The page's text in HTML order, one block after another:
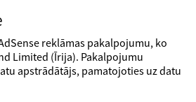
reklāmas pakalpojumu, ko
Limited (Īrija). Pakalpojumu
apstrādātājs, pamatojoties uz datu